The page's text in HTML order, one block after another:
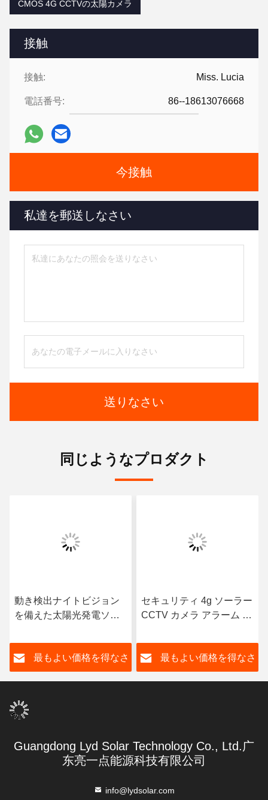
接触
接触: Miss. Lucia
電話番号: 86--18613076668
今接触
私達を郵送しなさい
送りなさい
CMOS 4G CCTVの太陽カメラ
同じようなプロダクト
動き検出ナイトビジョン
を備えた太陽光発電ソー
最もよい価格を得なさ
セキュリティ 4g ソーラー
CCTV カメラ アラーム 入
最もよい価格を得なさ
Guangdong Lyd Solar Technology Co., Ltd.广
东亮一点能源科技有限公司
info@lydsolar.com